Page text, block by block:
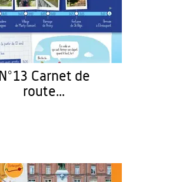
N°13 Carnet de
route...